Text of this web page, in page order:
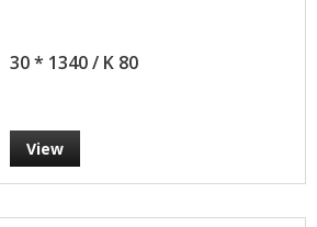
30 * 1340 / K 80
View